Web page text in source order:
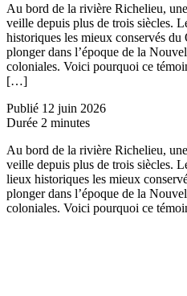
Au bord de la rivière Richelieu,
veille depuis plus de trois siècles.
historiques les mieux conservés du
plonger dans l’époque de la
coloniales. Voici pourquoi ce
[…]
Publié 12 juin 2026
Durée 2 minutes
Au bord de la rivière Richelieu,
veille depuis plus de trois siècles.
lieux historiques les mieux
plonger dans l’époque de la
coloniales. Voici pourquoi ce